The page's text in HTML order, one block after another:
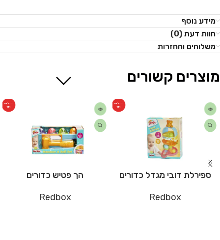
מידע נוסף
חוות דעת (0)
משלוחים והחזרות
מוצרים קשורים
המלאי
אזל
ספירלת דובי מגדל כדורים
Redbox
המלאי
אזל
הך פטיש כדורים
Redbox